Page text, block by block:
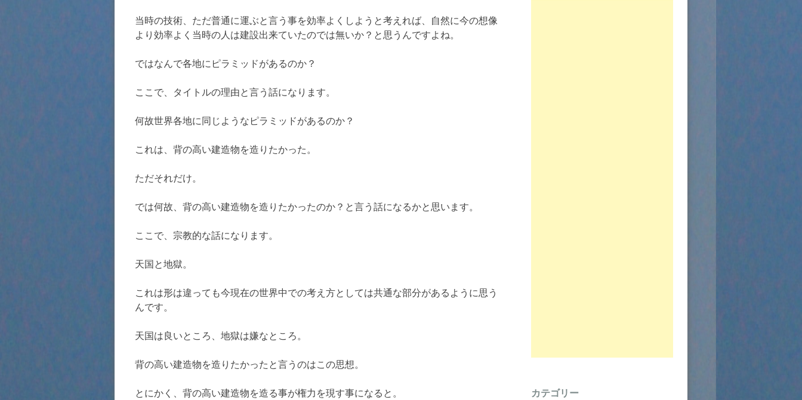
当時の技術、ただ普通に運ぶと言う事を効率よくしようと考えれば、自然に今の想像
より効率よく当時の人は建設出来ていたのでは無いか？と思うんですよね。
ではなんで各地にピラミッドがあるのか？
ここで、タイトルの理由と言う話になります。
何故世界各地に同じようなピラミッドがあるのか？
これは、背の高い建造物を造りたかった。
ただそれだけ。
では何故、背の高い建造物を造りたかったのか？と言う話になるかと思います。
ここで、宗教的な話になります。
天国と地獄。
これは形は違っても今現在の世界中での考え方としては共通な部分があるように思う
んです。
天国は良いところ、地獄は嫌なところ。
背の高い建造物を造りたかったと言うのはこの思想。
とにかく、背の高い建造物を造る事が権力を現す事になると。 カテゴリー